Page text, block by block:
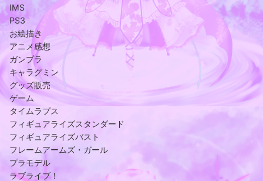
IMS
PS3
お絵描き
アニメ感想
ガンプラ
キャラグミン
グッズ販売
ゲーム
タイムラプス
フィギュアライズスタンダード
フィギュアライズバスト
フレームアームズ・ガール
プラモデル
ラブライブ！